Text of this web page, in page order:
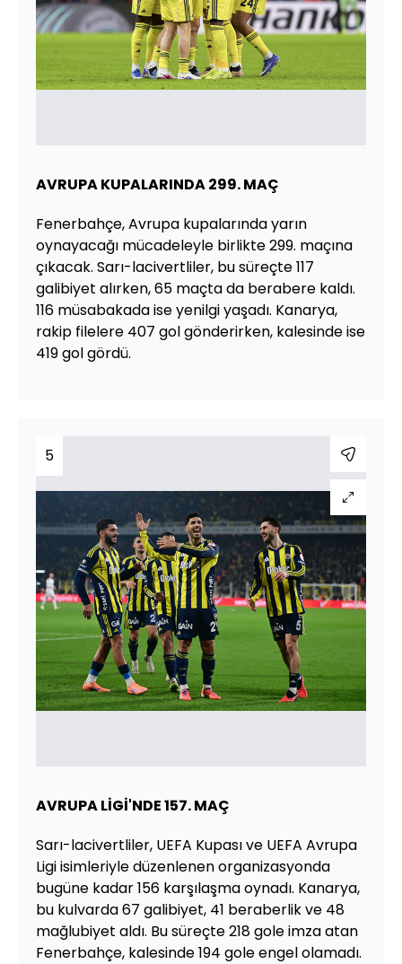
AVRUPA KUPALARINDA 299. MAÇ
Fenerbahçe, Avrupa kupalarında yarın
oynayacağı mücadeleyle birlikte 299. maçına
çıkacak. Sarı-lacivertliler, bu süreçte 117
galibiyet alırken, 65 maçta da berabere kaldı.
116 müsabakada ise yenilgi yaşadı. Kanarya,
rakip filelere 407 gol gönderirken, kalesinde ise
419 gol gördü.
5
AVRUPA LİGİ'NDE 157. MAÇ
Sarı-lacivertliler, UEFA Kupası ve UEFA Avrupa
Ligi isimleriyle düzenlenen organizasyonda
bugüne kadar 156 karşılaşma oynadı. Kanarya,
bu kulvarda 67 galibiyet, 41 beraberlik ve 48
mağlubiyet aldı. Bu süreçte 218 gole imza atan
Fenerbahçe, kalesinde 194 gole engel olamadı.